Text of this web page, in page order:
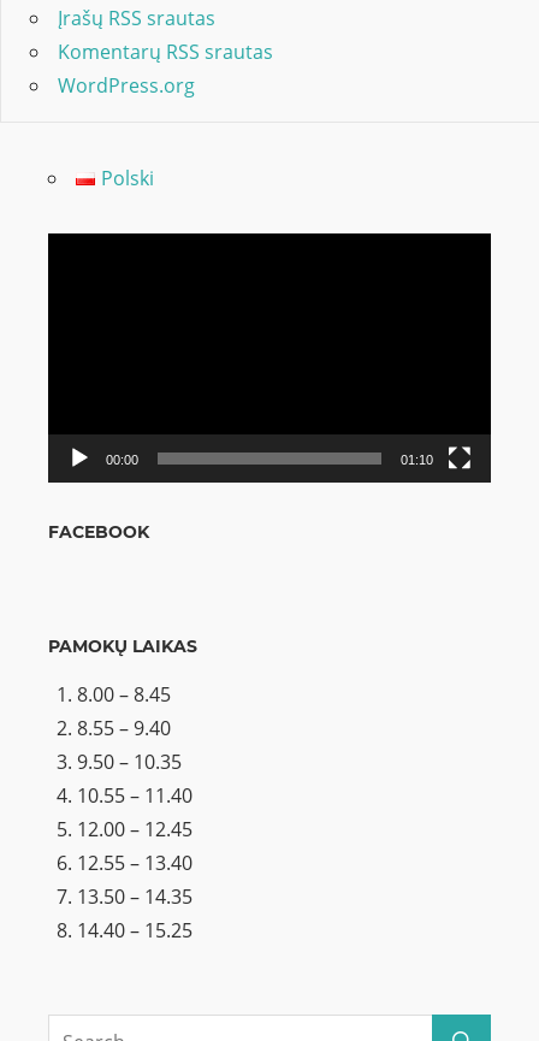
Įrašų RSS srautas
Komentarų RSS srautas
WordPress.org
Polski
00:00 01:10
FACEBOOK
PAMOKŲ LAIKAS
8.00 – 8.45
8.55 – 9.40
9.50 – 10.35
10.55 – 11.40
12.00 – 12.45
12.55 – 13.40
13.50 – 14.35
14.40 – 15.25